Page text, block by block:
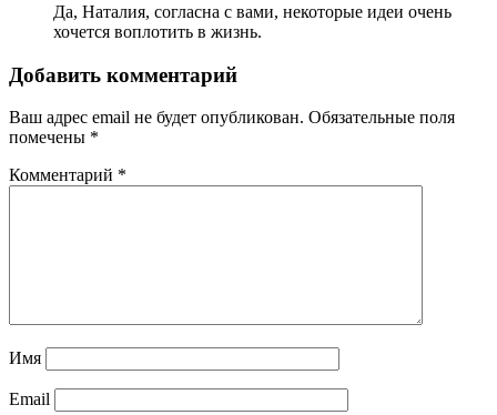
Да, Наталия, согласна с вами, некоторые идеи очень
хочется воплотить в жизнь.
Добавить комментарий
Ваш адрес email не будет опубликован. Обязательные поля
помечены *
Комментарий *
Имя
Email